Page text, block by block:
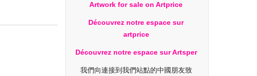
Artwork for sale on Artprice
Découvrez notre espace sur
artprice
Découvrez notre espace sur Artsper
我們向連接到我們站點的中國朋友致